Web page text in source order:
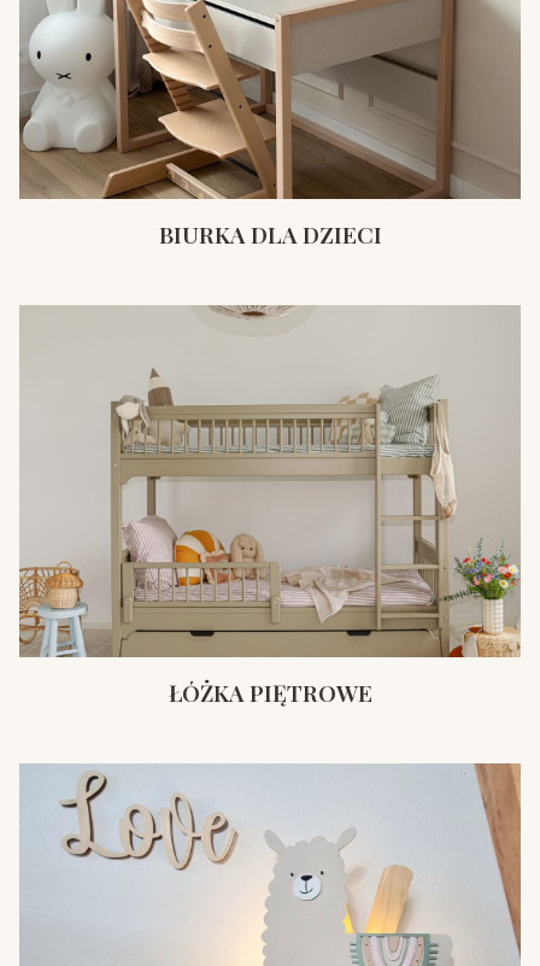
BIURKA DLA DZIECI
ŁÓŻKA PIĘTROWE